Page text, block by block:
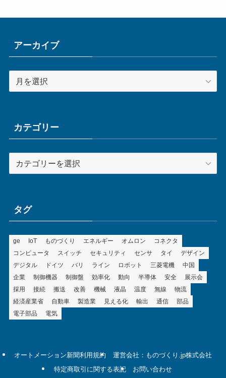
アーカイブ
ー
ブカテゴリー
テ
ータグ
ge IoT ものづくり エネルギー オムロン
コネクタ
コンピュータ
スイッチ セキュリティ センサ タイ
デザイン
デジタル
ドイツ バリ ライン ロボット 三菱電機
中国
企業
制御機器 制御盤 効率化 動向 半導体 安全
展示会
採用
接続 搬送 改善 機械 液晶 温度 無線
物流
経済産業省
自動車 製造業 見える化 輸出 通信
部品
電子部品
電気
オートメーション新聞利用規約
運営会社：ものづくり.jp株式会社
特定商取引に関する表記
お問い合わせ